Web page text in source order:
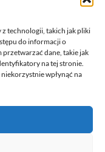
z technologii, takich jak pliki
do informacji o
dane, takie jak
na tej stronie.
wpłynąć na
moda, zdrowie)